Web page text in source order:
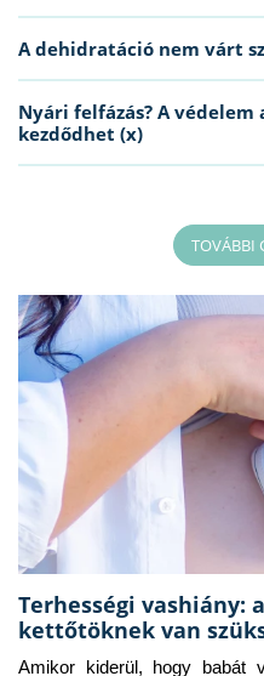
A dehidratáció nem várt
Nyári felfázás? A
kezdődhet (x)
TOVÁBBI
Terhességi vashiány:
kettőtöknek van
Amikor kiderül, hogy babát